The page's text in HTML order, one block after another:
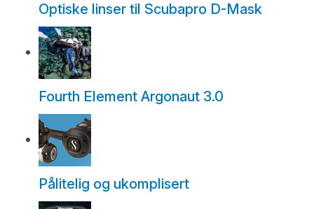
Optiske linser til Scubapro D-Mask
Fourth Element Argonaut 3.0
Pålitelig og ukomplisert